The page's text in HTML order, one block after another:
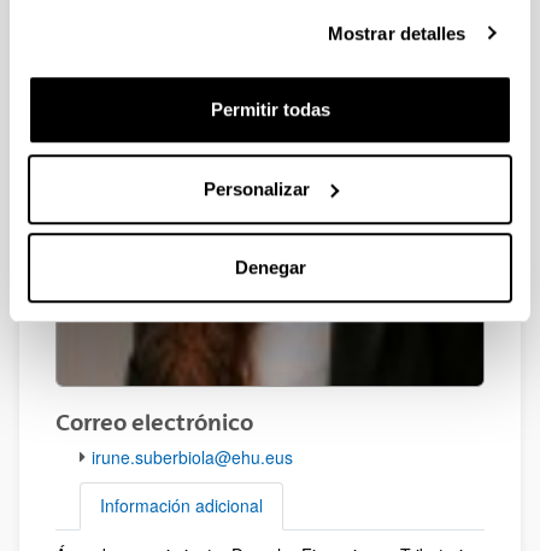
Mostrar detalles
Permitir todas
Personalizar
Denegar
Correo electrónico
irune.suberbiola@ehu.eus
Información adicional